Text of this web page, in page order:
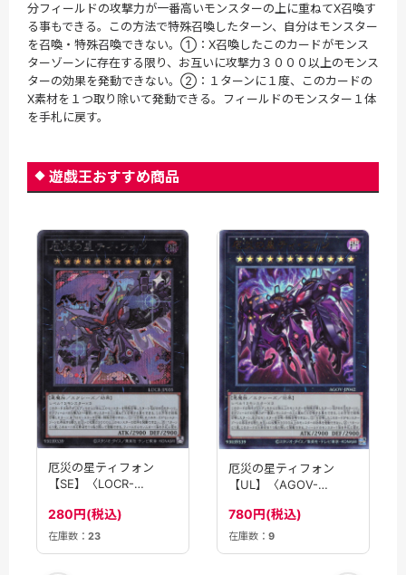
分フィールドの攻撃力が一番高いモンスターの上に重ねてX召喚す
る事もできる。この方法で特殊召喚したターン、自分はモンスター
を召喚・特殊召喚できない。①：X召喚したこのカードがモンス
ターゾーンに存在する限り、お互いに攻撃力３０００以上のモンス
ターの効果を発動できない。②：１ターンに１度、このカードの
X素材を１つ取り除いて発動できる。フィールドのモンスター１体
を手札に戻す。
遊戯王おすすめ商品
厄災の星ティフォン
【SE】〈LOCR-
280円(税込)
在庫数： 23
厄災の星ティフォン
【UL】〈AGOV-
780円(税込)
在庫数： 9